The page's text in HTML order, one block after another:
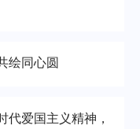
绘同心圆
代爱国主义精神，